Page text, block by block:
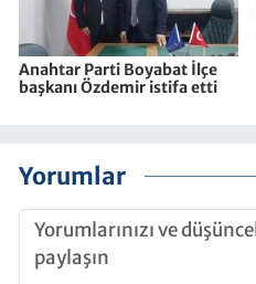
Anahtar Parti Boyabat İlçe
başkanı Özdemir istifa etti
Yorumlar